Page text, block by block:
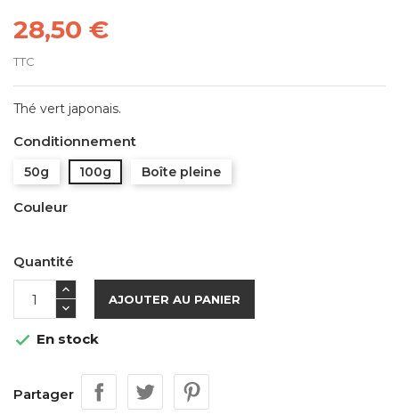
28,50 €
TTC
Thé vert japonais.
Conditionnement
50g 100g Boîte pleine
Couleur
Quantité
AJOUTER AU PANIER
 En stock
Partager